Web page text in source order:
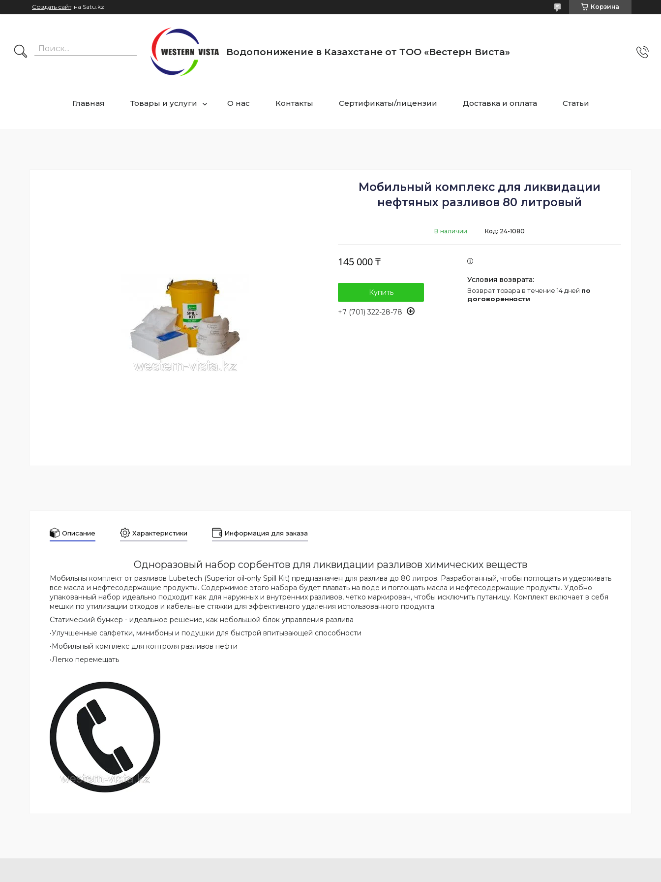
Создать сайт на Satu.kz Корзина
Водопонижение в Казахстане от ТОО «Вестерн Виста»
Главная Товары и услуги О нас Контакты Сертификаты/лицензии Доставка и оплата Статьи
Мобильный комплекс для ликвидации
нефтяных разливов 80 литровый
В наличии Код: 24-1080
145 000 ₸
Купить
+7 (701) 322-28-78
возврат товара в течение 14 дней по
договоренности
Описание Характеристики Информация для заказа
Одноразовый набор сорбентов для ликвидации разливов химических веществ
Мобильны комплект от разливов Lubetech (Superior oil-only Spill Kit) предназначен для разлива до 80 литров. Разработанный, чтобы поглощать и удерживать
все масла и нефтесодержащие продукты. Содержимое этого набора будет плавать на воде и поглощать масла и нефтесодержащие продукты. Удобно
упакованный набор идеально подходит как для наружных и внутренних разливов, четко маркирован, чтобы исключить путаницу. Комплект включает в себя
мешки по утилизации отходов и кабельные стяжки для эффективного удаления использованного продукта.
Статический бункер - идеальное решение, как небольшой блок управления разлива
•Улучшенные салфетки, минибоны и подушки для быстрой впитывающей способности
• Мобильный комплекс для контроля разливов нефти
•Легко перемещать